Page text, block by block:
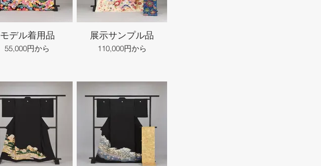
モデル着用品
55,000円から
展示サンプル品
110,000円から